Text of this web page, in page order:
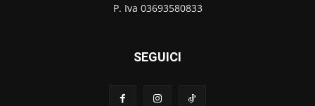
P. Iva 03693580833
SEGUICI